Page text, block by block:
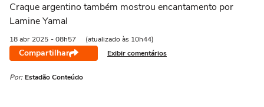
Craque argentino também mostrou encantamento por
Lamine Yamal
18 abr 2025 - 08h57 (atualizado às 10h44)
Compartilhar Exibir comentários
Por: Estadão Conteúdo